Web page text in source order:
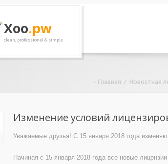
Xoo.pw
clean, professional & simple
Главная / Новостная
Изменение условий
Уважаемые друзья! С 15 января 2018 года
Начиная с 15 января 2018 года все новые